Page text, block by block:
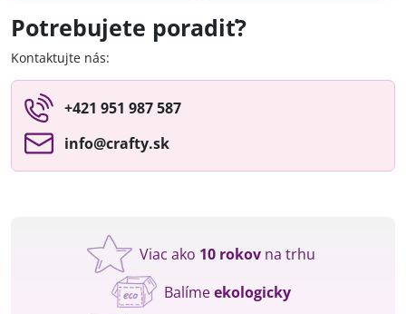
Potrebujete poradiť?
Kontaktujte nás:
+421 951 987 587
info​@crafty​.sk
Viac ako 10 rokov na trhu
Balímeekologicky